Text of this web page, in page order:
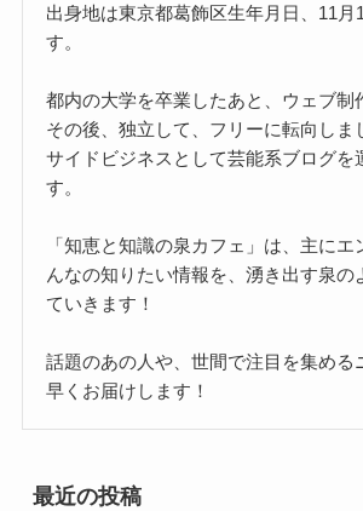
出身地は東京都葛飾区生年月日、11月
す。
都内の大学を卒業したあと、ウェブ制
その後、独立して、フリーに転向しま
サイドビジネスとして芸能系ブログを
す。
「知恵と知識の泉カフェ」は、主にエ
んなの知りたい情報を、湧き出す泉の
ていきます！
話題のあの人や、世間で注目を集める
早くお届けします！
最近の投稿